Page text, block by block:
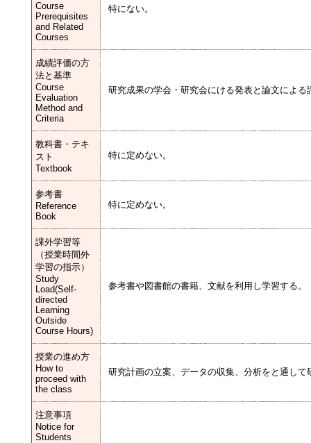
Course
Prerequisites
and Related
Courses
特にない。
成績評価の方
法と基準
Course
Evaluation
Method and
Criteria
研究成果の学会・研究会にける発表と論文による
教科書・テキ
スト
Textbook
特に定めない。
参考書
Reference
Book
特に定めない。
課外学習等
（授業時間外
学習の指示）
Study
Load(Self-
directed
Learning
Outside
Course Hours)
参考書や図書館の書籍、文献を利用し学習する。
授業の進め方
How to
proceed with
the class
研究計画の立案、データの収集、分析をと通して
注意事項
Notice for
Students